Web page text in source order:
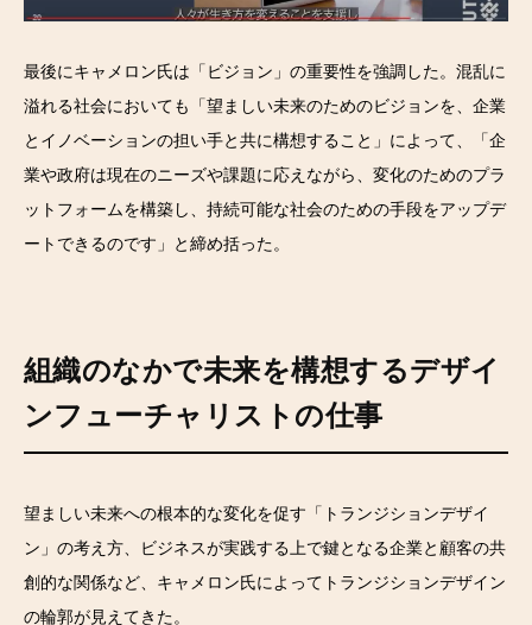
最後にキャメロン氏は「ビジョン」の重要性を強調した。混乱に
溢れる社会においても「望ましい未来のためのビジョンを、企業
とイノベーションの担い手と共に構想すること」によって、「企
業や政府は現在のニーズや課題に応えながら、変化のためのプラ
ットフォームを構築し、持続可能な社会のための手段をアップデ
ートできるのです」と締め括った。
組織のなかで未来を構想するデザイ
ンフューチャリストの仕事
望ましい未来への根本的な変化を促す「トランジションデザイ
ン」の考え方、ビジネスが実践する上で鍵となる企業と顧客の共
創的な関係など、キャメロン氏によってトランジションデザイン
の輪郭が見えてきた。